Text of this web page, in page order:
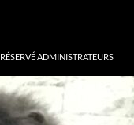
RÉSERVÉ ADMINISTRATEURS